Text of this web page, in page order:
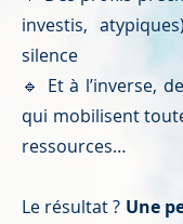
investis,
silence
🔹 Et à l’inverse,
qui mobilisent
ressources…
Le résultat ? Une